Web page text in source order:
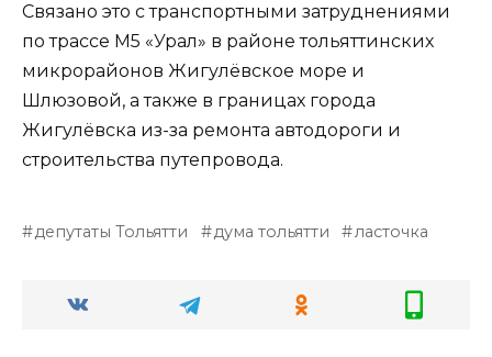
Связано это с транспортными затруднениями
по трассе М5 «Урал» в районе тольяттинских
микрорайонов Жигулёвское море и
Шлюзовой, а также в границах города
Жигулёвска из-за ремонта автодороги и
строительства путепровода.
депутаты Тольятти дума тольятти ласточка